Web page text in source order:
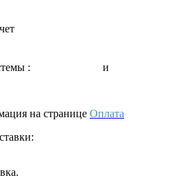
: и
на странице Оплата